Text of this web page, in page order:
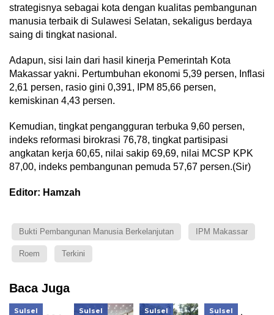
strategisnya sebagai kota dengan kualitas pembangunan
manusia terbaik di Sulawesi Selatan, sekaligus berdaya
saing di tingkat nasional.
Adapun, sisi lain dari hasil kinerja Pemerintah Kota
Makassar yakni. Pertumbuhan ekonomi 5,39 persen, Inflasi
2,61 persen, rasio gini 0,391, IPM 85,66 persen,
kemiskinan 4,43 persen.
Kemudian, tingkat pengangguran terbuka 9,60 persen,
indeks reformasi birokrasi 76,78, tingkat partisipasi
angkatan kerja 60,65, nilai sakip 69,69, nilai MCSP KPK
87,00, indeks pembangunan pemuda 57,67 persen.(Sir)
Editor: Hamzah
Bukti Pembangunan Manusia Berkelanjutan IPM Makassar
Roem Terkini
Baca Juga
Sulsel Sulsel Sulsel Sulsel